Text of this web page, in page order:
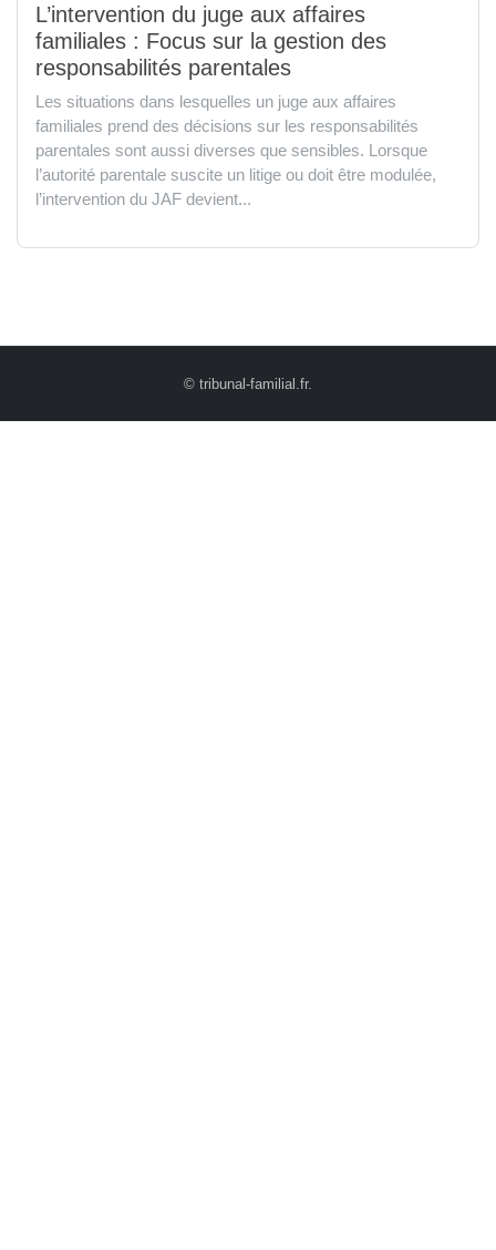
L’intervention du juge aux affaires
familiales : Focus sur la gestion des
responsabilités parentales
Les situations dans lesquelles un juge aux affaires
familiales prend des décisions sur les responsabilités
parentales sont aussi diverses que sensibles. Lorsque
l’autorité parentale suscite un litige ou doit être modulée,
l’intervention du JAF devient...
© tribunal-familial.fr.